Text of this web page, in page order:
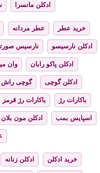
ادکلن مانسرا
خرید عطر عطر مردانه
ادکلن نارسیسو نارسیس
ادکلن پاکو رابان وان
ادکلن گوچی گوچی راش
باکارات رژ باکارات رژ قرمز
اسپایس بمب ادکلن مون بلان
خرید ادکلن ادکلن زنانه